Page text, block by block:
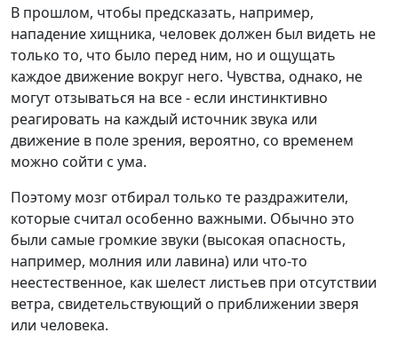
В прошлом, чтобы предсказать, например,
нападение хищника, человек должен был видеть не
только то, что было перед ним, но и ощущать
каждое движение вокруг него. Чувства, однако, не
могут отзываться на все - если инстинктивно
реагировать на каждый источник звука или
движение в поле зрения, вероятно, со временем
можно сойти с ума.
Поэтому мозг отбирал только те раздражители,
которые считал особенно важными. Обычно это
были самые громкие звуки (высокая опасность,
например, молния или лавина) или что-то
неестественное, как шелест листьев при отсутствии
ветра, свидетельствующий о приближении зверя
или человека.